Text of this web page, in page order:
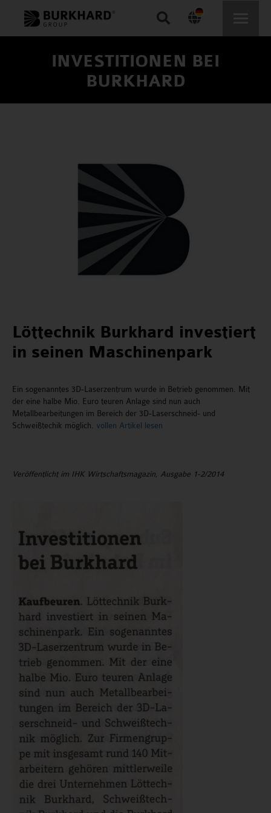
Search:
INVESTITIONEN BEI
BURKHARD
Löttechnik Burkhard investiert
in seinen Maschinenpark
Ein sogenanntes 3D-Laserzentrum wurde in Betrieb genommen. Mit
der eine halbe Mio. Euro teuren Anlage sind nun auch
Metallbearbeitungen im Bereich der 3D-Laserschneid- und
Schweißtechik möglich. vollen Artikel lesen
Veröffentlicht im IHK Wirtschaftsmagazin, Ausgabe 1-2/2014